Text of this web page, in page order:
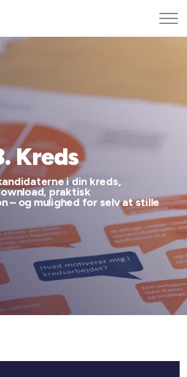
Kreds
i din kreds,
praktisk
– og mulighed for selv at stille